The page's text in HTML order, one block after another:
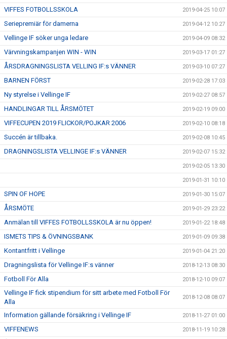
VIFFES FOTBOLLSSKOLA 2019-04-25 10:07
Seriepremiär för damerna 2019-04-12 10:27
Vellinge IF söker unga ledare 2019-04-09 08:32
Värvningskampanjen WIN - WIN 2019-03-17 01:27
ÅRSDRAGNINGSLISTA VELLING IF:s VÄNNER 2019-03-10 07:27
BARNEN FÖRST 2019-02-28 17:03
Ny styrelse i Vellinge IF 2019-02-27 08:57
HANDLINGAR TILL ÅRSMÖTET 2019-02-19 09:00
VIFFECUPEN 2019 FLICKOR/POJKAR 2006 2019-02-10 08:18
Succén är tillbaka. 2019-02-08 10:45
DRAGNINGSLISTA VELLINGE IF:s VÄNNER 2019-02-07 15:32
2019-02-05 13:30
2019-01-31 10:10
SPIN OF HOPE 2019-01-30 15:07
ÅRSMÖTE 2019-01-29 23:22
Anmälan till VIFFES FOTBOLLSSKOLA är nu öppen! 2019-01-22 18:48
ISMETS TIPS & ÖVNINGSBANK 2019-01-09 09:38
Kontantfritt i Vellinge 2019-01-04 21:20
Dragningslista för Vellinge IF:s vänner 2018-12-13 08:30
Fotboll För Alla 2018-12-10 09:07
Vellinge IF fick stipendium för sitt arbete med Fotboll För
Alla
2018-12-08 08:07
Information gällande försäkring i Vellinge IF 2018-11-27 01:00
VIFFENEWS 2018-11-19 10:28